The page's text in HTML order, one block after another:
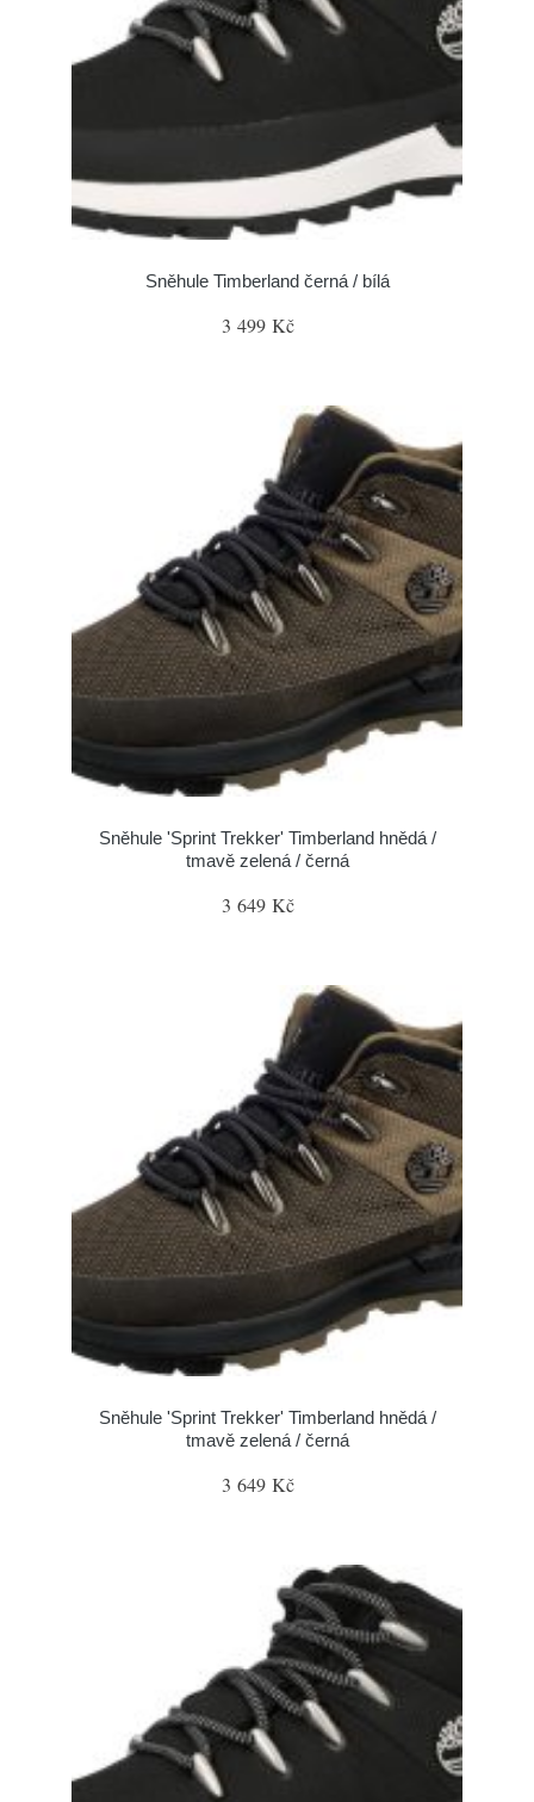
Sněhule Timberland černá / bílá
3 499 Kč
Sněhule 'Sprint Trekker' Timberland hnědá /
tmavě zelená / černá
3 649 Kč
Sněhule 'Sprint Trekker' Timberland hnědá /
tmavě zelená / černá
3 649 Kč